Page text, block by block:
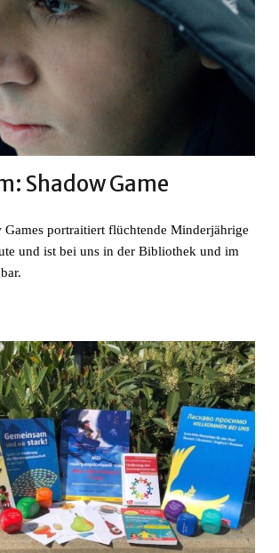
Shadow Game
Games portraitiert flüchtende Minderjährige
und ist bei uns in der Bibliothek und im